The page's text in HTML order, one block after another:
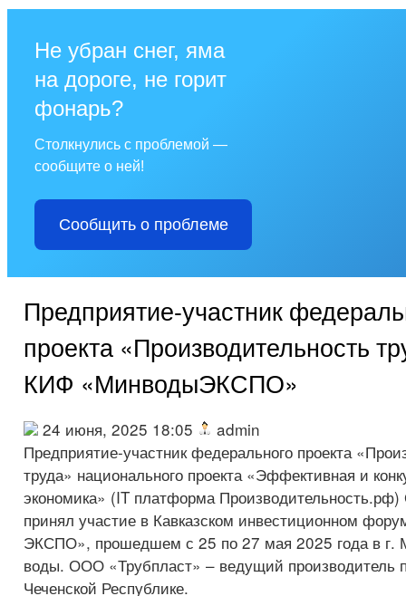
Не убран снег, яма
на дороге, не горит
фонарь?
Столкнулись с проблемой —
сообщите о ней!
Сообщить о проблеме
Предприятие-участник
проекта «Производительность
КИФ «МинводыЭКСПО»
24 июня, 2025 18:05
admin
Предприятие-участник федерального проекта
труда» национального проекта «Эффективная и
экономика» (IT платформа
принял участие в Кавказском инвестиционном
ЭКСПО», прошедшем с 25 по 27 мая 2025 года в г.
воды. ООО «Трубпласт» – ведущий производитель
Чеченской Республике.